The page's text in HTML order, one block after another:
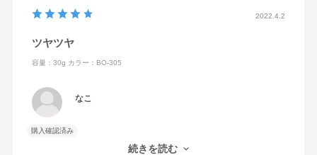
2022.4.2
ツヤツヤ
容量：30g カラー：BO-305
なこ
購入確認済み
サラっとしているのにきちんと肌に馴染み、ツヤツヤになりま
続きを読む